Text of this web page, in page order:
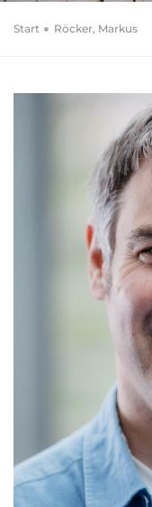
Start Röcker, Markus